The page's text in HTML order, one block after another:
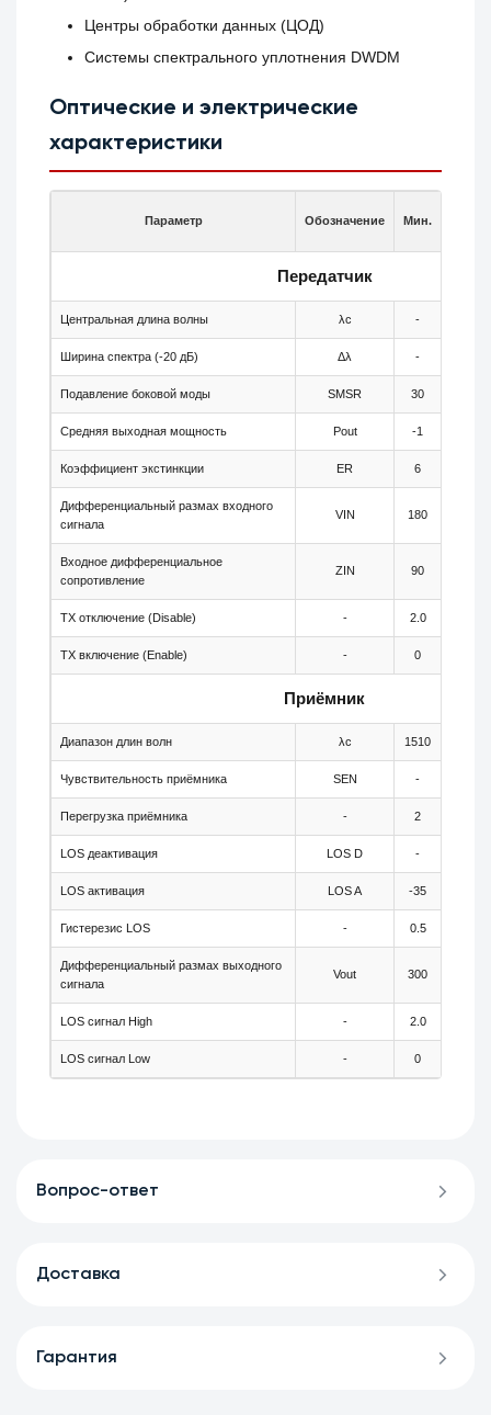
Центры обработки данных (ЦОД)
Системы спектрального уплотнения DWDM
Оптические и электрические
характеристики
Параметр Обозначение Мин.
Передатчик
Центральная длина волны λc -
Ширина спектра (-20 дБ) Δλ -
Подавление боковой моды SMSR 30
Средняя выходная мощность Pout -1
Коэффициент экстинкции ER 6
Дифференциальный размах входного
сигнала
VIN 180
Входное дифференциальное
сопротивление
ZIN 90
TX отключение (Disable) - 2.0
TX включение (Enable) - 0
Приёмник
Диапазон длин волн λc 1510
Чувствительность приёмника SEN -
Перегрузка приёмника - 2
LOS деактивация LOS D -
LOS активация LOS A -35
Гистерезис LOS - 0.5
Дифференциальный размах выходного
сигнала
Vout 300
LOS сигнал High - 2.0
LOS сигнал Low - 0
Вопрос-ответ
Доставка
Гарантия